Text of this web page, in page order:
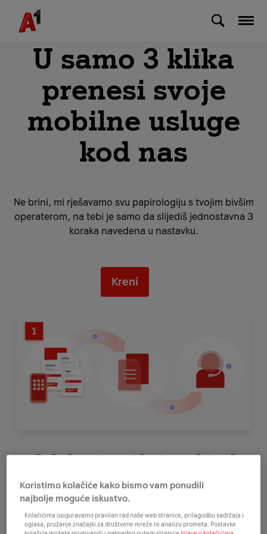
Skip to Main Content
U samo 3 klika
prenesi svoje
mobilne usluge
kod nas
Ne brini, mi rješavamo svu papirologiju s tvojim bivšim
operaterom, na tebi je samo da slijediš jednostavna 3
koraka navedena u nastavku.
Kreni
Odaberi tarifu i mobitel
U našem webshopu biraj
odaberi i tarifuuz ugovornu obvezu koja najviše
Koristimo kolačiće kako bismo vam ponudili
najbolje moguće iskustvo.
Kolačićima osiguravamo pravilan rad naše web stranice, prilagodbu sadržaja i
oglasa, pružanje značajki za društvene mreže te analizu prometa. Postavke